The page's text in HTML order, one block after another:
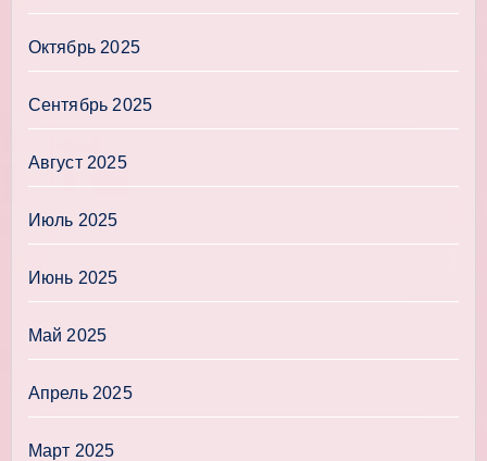
Октябрь 2025
Сентябрь 2025
Август 2025
Июль 2025
Июнь 2025
Май 2025
Апрель 2025
Март 2025